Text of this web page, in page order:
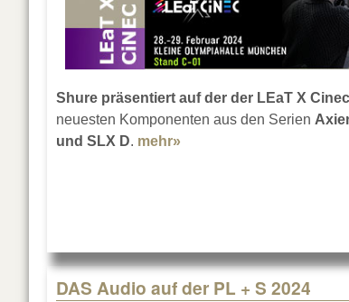
Shure präsentiert auf der der LEaT X Cinec
neuesten Komponenten aus den Serien
und SLX D. mehr»
DAS Audio auf der PL + S 2024